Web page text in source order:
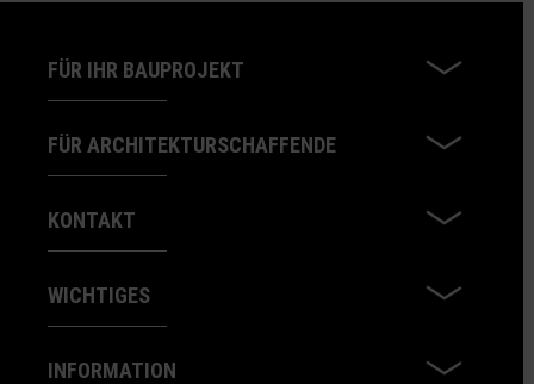
FÜR IHR BAUPROJEKT
FÜR ARCHITEKTURSCHAFFENDE
KONTAKT
WICHTIGES
INFORMATION